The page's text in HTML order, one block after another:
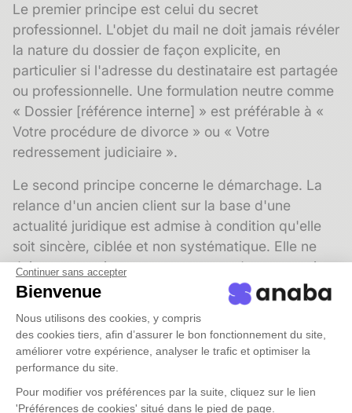
Continuer sans accepter
Bienvenue
Nous utilisons des cookies, y compris
des cookies tiers, afin d’assurer le bon fonctionnement du site,
améliorer votre expérience, analyser le trafic et optimiser la
performance du site.
Pour modifier vos préférences par la suite, cliquez sur le lien
'Préférences de cookies' situé dans le pied de page.
Le premier principe est celui du secret
professionnel. L'objet du mail ne doit jamais révéler
la nature du dossier de façon explicite, en
particulier si l'adresse du destinataire est partagée
ou professionnelle. Une formulation neutre comme
« Dossier [référence interne] » est préférable à «
Votre procédure de divorce » ou « Votre
redressement judiciaire ».
Le second principe concerne le démarchage. La
relance d'un ancien client sur la base d'une
actualité juridique est admise à condition qu'elle
soit sincère, ciblée et non systématique. Elle ne
doit pas constituer une campagne de prospection
déguisée.
Le troisième point touche aux
personnelleset au respect du RGPD. Toute base
de contacts utilisée à des fins de communication
doivent avoir la possibilité de ne plus recevoir de